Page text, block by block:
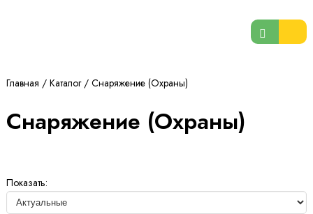
Главная / Каталог / Снаряжение (Охраны)
Снаряжение (Охраны)
Показать: